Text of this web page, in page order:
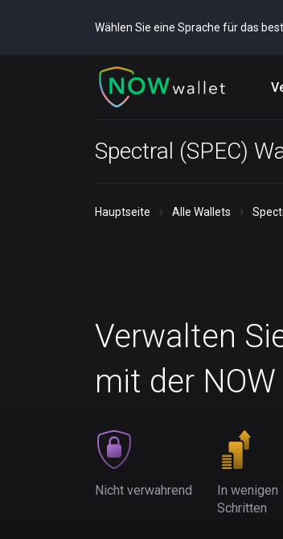
Wählen Sie eine Sprache für das
Spectral (SPEC)
Hauptseite Alle Wallets
Verwalten
mit der
Nicht verwahrend
In wenigen
Schritten